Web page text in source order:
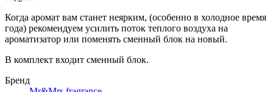
Когда аромат вам станет неярким, (особенно в холодное время
года) рекомендуем усилить поток теплого воздуха на
ароматизатор или поменять сменный блок на новый.
В комплект входит сменный блок.
Бренд